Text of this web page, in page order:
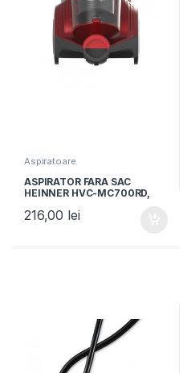
Aspiratoare
ASPIRATOR FARA SAC
HEINNER HVC-MC700RD,
ciclonica, Filtru Hepa 12,
Rosu
216,00 lei